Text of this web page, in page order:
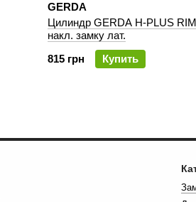
GERDA
Цилиндр GERDA H-PLUS
накл. замку лат.
815 грн
Купить